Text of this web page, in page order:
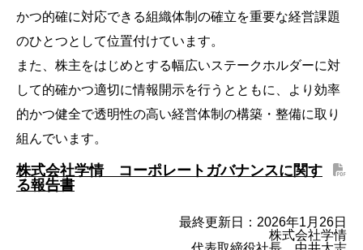
かつ的確に対応できる組織体制の確立を重要な経営課題
のひとつとして位置付けています。
また、株主をはじめとする幅広いステークホルダーに対
して的確かつ適切に情報開示を行うとともに、より効率
的かつ健全で透明性の高い経営体制の構築・整備に取り
組んでいます。
株式会社学情 コーポレートガバナンスに関す
る報告書
最終更新日：2026年1月26日
株式会社学情